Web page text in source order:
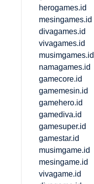
herogames.id
mesingames.id
divagames.id
vivagames.id
musimgames.id
namagames.id
gamecore.id
gamemesin.id
gamehero.id
gamediva.id
gamesuper.id
gamestar.id
musimgame.id
mesingame.id
vivagame.id